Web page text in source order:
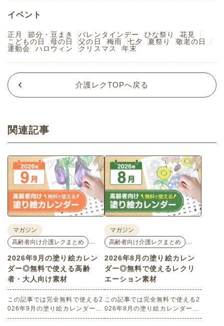
イベント
正月 節分・豆まき バレンタインデー ひな祭り
花見
こどもの日
母の日 父の日 梅雨 七夕 夏祭り
敬老の日
運動会
ハロウィン クリスマス 年末
介護レクTOPへ戻る
関連記事
マガジン
高齢者向け介護レクまとめ
2026年9月の塗り絵カレン
ダー◎無料で使える高齢
者・大人向け素材
この記事では完全無料で使える2
026年9月の塗り絵カレンダーを
ご紹介します。人気で定番のお
マガジン
高齢者向け介護レクまとめ
2026年8月の塗り絵カレン
ダー◎無料で使えるレクリ
エーション素材
この記事では完全無料で使える2
026年8月の塗り絵カレンダーを
ご紹介します。人気で定番のお